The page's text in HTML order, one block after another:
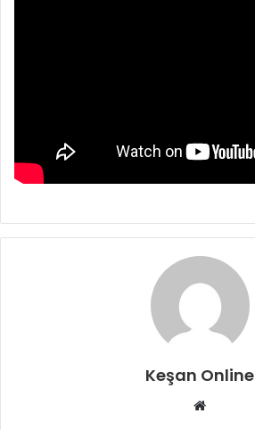
Keşan Online
Web